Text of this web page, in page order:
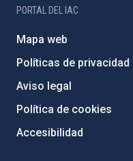
PORTAL DEL IAC
Mapa web
Políticas de privacidad
Aviso legal
Política de cookies
Accesibilidad